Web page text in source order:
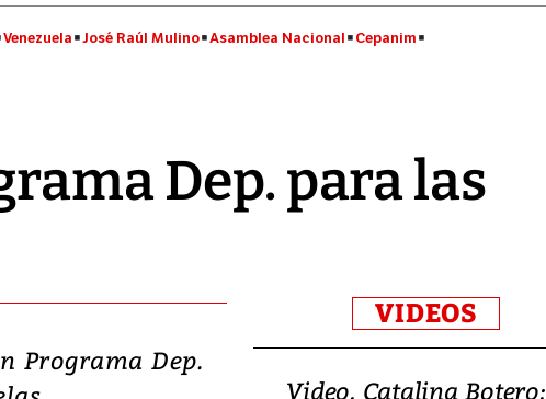
Venezuela José Raúl Mulino Asamblea Nacional Cepanim
Dep. para las
Programa Dep.
VIDEOS
Japón: Terremoto
Video, Catalina Botero: